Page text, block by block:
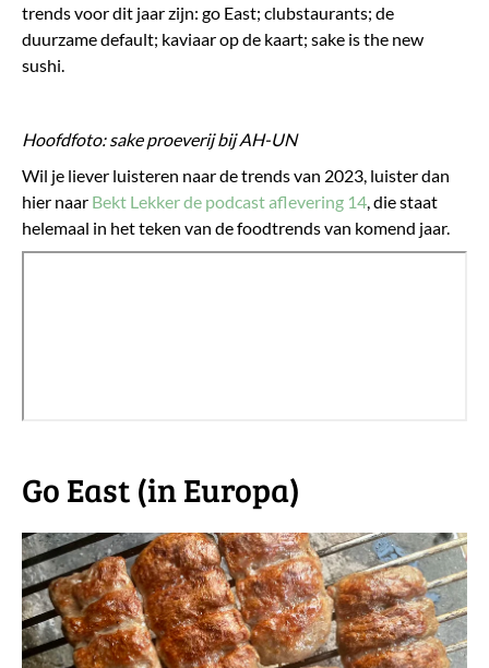
trends voor dit jaar zijn: go East; clubstaurants; de
duurzame default; kaviaar op de kaart; sake is the new
sushi.
Hoofdfoto: sake proeverij bij AH-UN
Wil je liever luisteren naar de trends van 2023, luister dan
hier naar Bekt Lekker de podcast aflevering 14, die staat
helemaal in het teken van de foodtrends van komend jaar.
Go East (in Europa)